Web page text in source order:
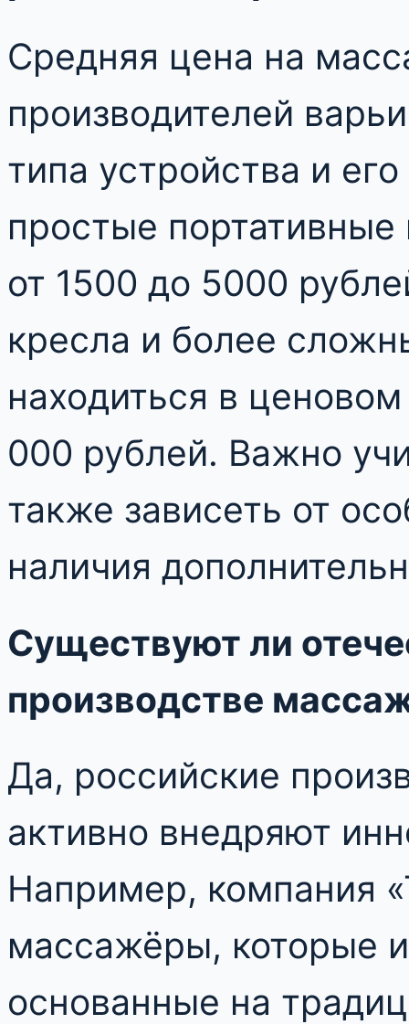
Средняя цена на
производителей
типа устройства и
простые
от 1500 до 5000
кресла и более
находиться в
000 рублей. Важно
также зависеть от
наличия
Существуют ли
производстве
Да, российские
активно внедряют
Например, компания
массажёры, которые
основанные на